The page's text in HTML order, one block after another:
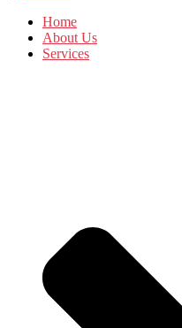
Home
About Us
Services